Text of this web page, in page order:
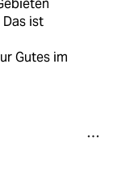
ist
Gutes im